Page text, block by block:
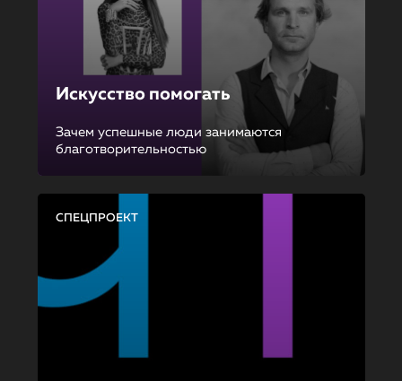
Искусство помогать
Зачем успешные люди занимаются
благотворительностью
СПЕЦПРОЕКТ